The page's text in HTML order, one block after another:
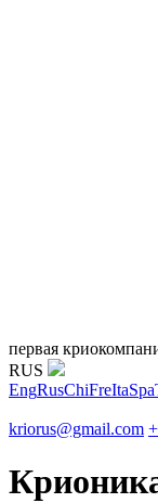
первая
RUS
EngRusChiFreItaSpa
kriorus@gmail.com